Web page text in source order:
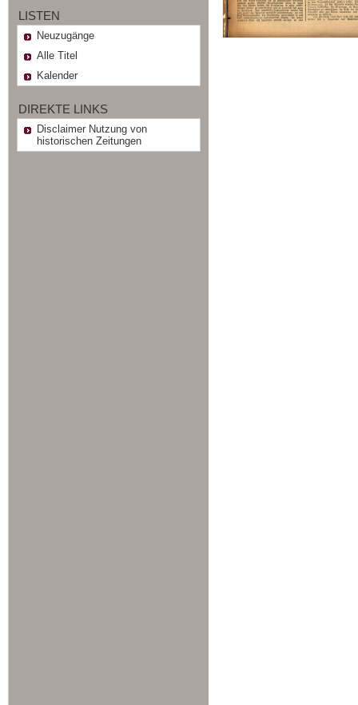
LISTEN
Neuzugänge
Alle Titel
Kalender
DIREKTE LINKS
Disclaimer Nutzung von
historischen Zeitungen